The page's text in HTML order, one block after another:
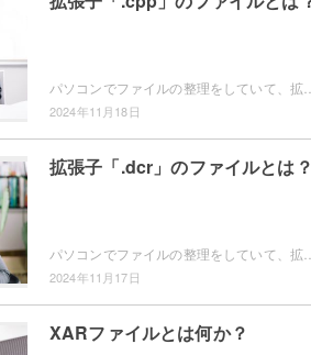
2024年11月18日
拡張子「.dcr」のファイルとは
2024年11月17日
XARファイルとは何か？